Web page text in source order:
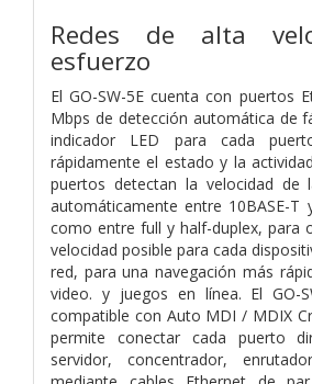
Redes de alta
esfuerzo
El GO-SW-5E cuenta con puertos
Mbps de detección automática de
indicador LED para cada
rápidamente el estado y la
puertos detectan la velocidad de
automáticamente entre 10BASE-T
como entre full y half-duplex, para
velocidad posible para cada
red, para una navegación más
video. y juegos en línea. El GO-
compatible con Auto MDI / MDIX
permite conectar cada puerto
servidor, concentrador,